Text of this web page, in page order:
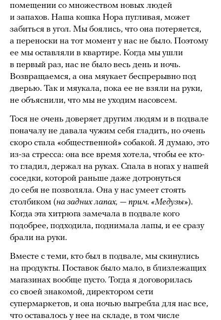
помещении со множеством новых людей
и запахов. Наша кошка Нора пугливая, может
забиться в угол. Мы боялись, что она потеряется,
а переноски на тот момент у нас не было. Поэтому
ее мы оставляли в квартире. Когда мы ушли
в первый раз, нас не было весь день и ночь.
Возвращаемся, а она мяукает беспрерывно под
дверью. Так и мяукала, пока ее не взяли на руки,
не объяснили, что мы не уходим насовсем.
Тося не очень доверяет другим людям и в подвале
поначалу не давала чужим себя гладить, но очень
скоро стала «общественной» собакой. Я думаю, это
из-за стресса: она все время хотела, чтобы ее кто-
то гладил, держал на руках. Спала в ногах у нашей
соседки, которой раньше даже дотронуться
до себя не позволяла. Она у нас умеет стоять
столбиком (на задних лапах, — прим. «Медузы»).
Когда эта хитрюга замечала в подвале кого
подобрее, подходила, поднимала лапы, и ее сразу
брали на руки.
Вместе с теми, кто был в подвале, мы скинулись
на продукты. Поставок было мало, в близлежащих
магазинах вообще пусто. Тогда я договорилась
со своей знакомой, директором сети
супермаркетов, и она ночью выгребла для нас все,
что оставалось у нее на складе, в том числе